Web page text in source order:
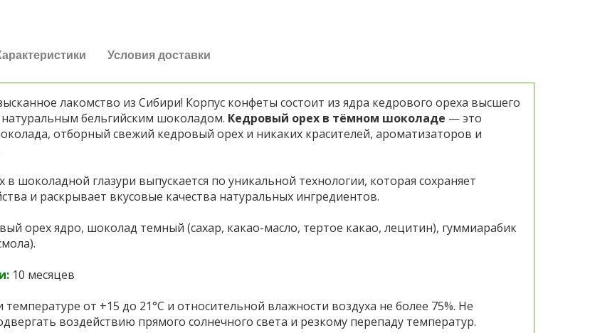
лакомство из Сибири! Корпус конфеты состоит из ядра кедрового ореха высшего
бельгийским шоколадом. Кедровый орех в тёмном шоколаде — это
отборный свежий кедровый орех и никаких красителей, ароматизаторов и
шоколадной глазури выпускается по уникальной технологии, которая сохраняет
и раскрывает вкусовые качества натуральных ингредиентов.
орех ядро, шоколад темный (сахар, какао-масло, тертое какао, лецитин), гуммиарабик
10 месяцев
температуре от +15 до 21°С и относительной влажности воздуха не более 75%. Не
воздействию прямого солнечного света и резкому перепаду температур.
Условия доставки